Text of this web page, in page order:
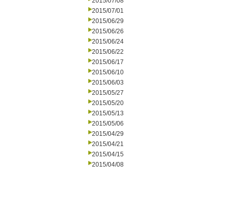
2015/07/01
2015/06/29
2015/06/26
2015/06/24
2015/06/22
2015/06/17
2015/06/10
2015/06/03
2015/05/27
2015/05/20
2015/05/13
2015/05/06
2015/04/29
2015/04/21
2015/04/15
2015/04/08